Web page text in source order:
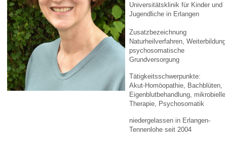
Universitätsklinik für Kinder und
Jugendliche in Erlangen
Zusatzbezeichnung
Naturheilverfahren, Weiterbildung
psychosomatische
Grundversorgung
Tätigkeitsschwerpunkte:
Akut-Homöopathie, Bachblüten,
Eigenblutbehandlung, mikrobielle
Therapie, Psychosomatik
niedergelassen in Erlangen-
Tennenlohe seit 2004